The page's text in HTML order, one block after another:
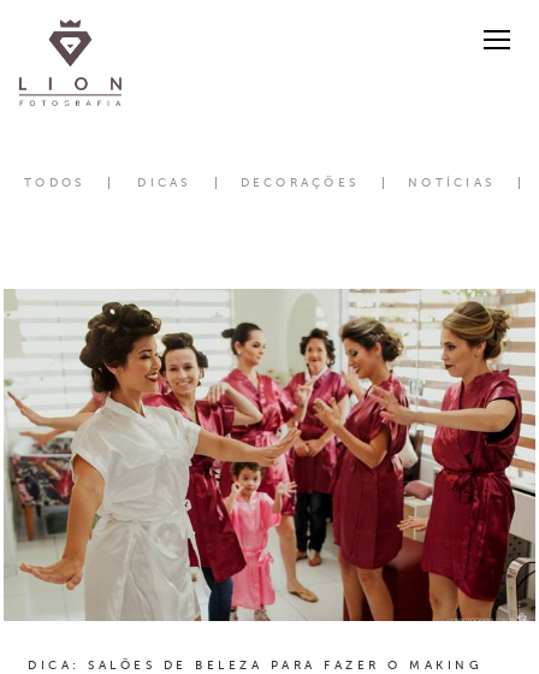
TODOS DICAS DECORAÇÕES NOTÍCIAS
DICA: SALÕES DE BELEZA PARA FAZER O MAKING